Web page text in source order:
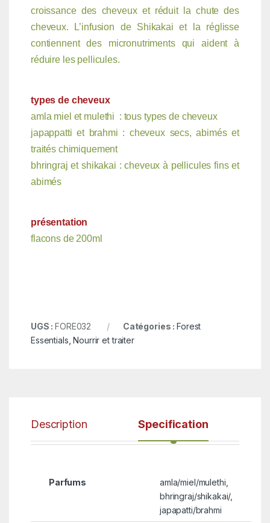
croissance des cheveux et réduit la chute des
cheveux. L’infusion de Shikakai et la réglisse
contiennent des micronutriments qui aident à
réduire les pellicules.
types de cheveux
amla miel et mulethi : tous types de cheveux
japappatti et brahmi : cheveux secs, abimés et
traités chimiquement
bhringraj et shikakai : cheveux à pellicules fins et
abimés
présentation
flacons de 200ml
UGS :FORE032 Catégories :Forest
Essentials ,Nourrir et traiter
Description Specification
Parfums
amla/miel/mulethi,
bhringraj/shikakai/,
japapatti/brahmi